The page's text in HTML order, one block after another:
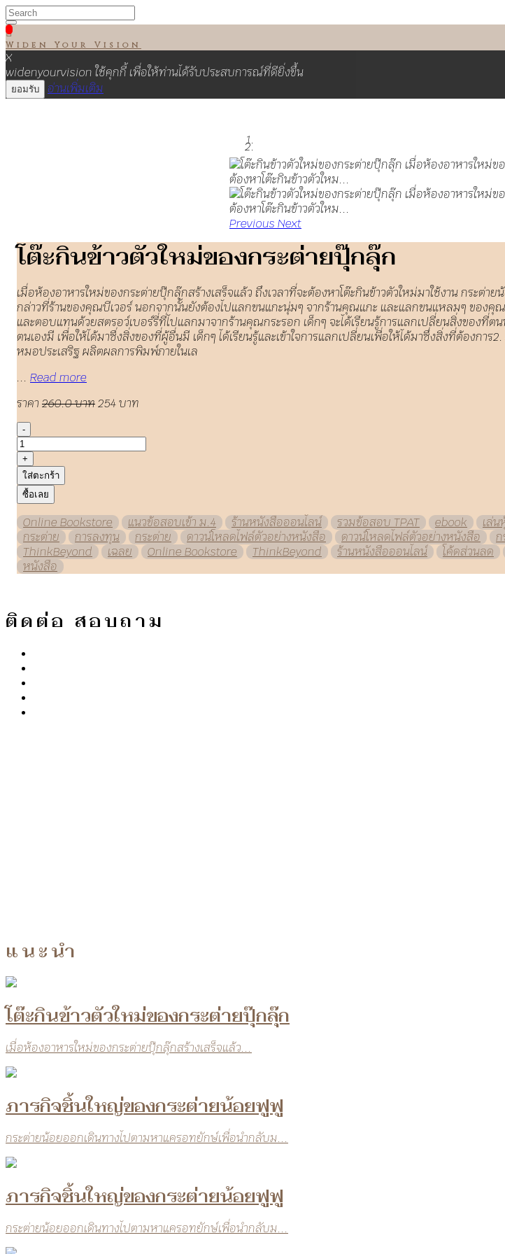

Widen Your Vision
X
widenyourvision ใช้คุกกี้ เพื่อให้ท่านได้รับประสบการณ์ที่ดียิ่งขึ้น
ยอมรับ อ่านเพิ่มเติม
Previous Next
โต๊ะกินข้าวตัวใหม่ของกระต่ายปุ๊กลุ๊ก
เมื่อห้องอาหารใหม่ของกระต่ายปุ๊กลุ๊กสร้างเสร็จแล้ว ถึงเวลาที่จะต้องหาโต๊ะกินข้าวตัวใหม่มาใช้งาน กระ
กล่าวที่ร้านของคุณบีเวอร์ นอกจากนั้นยังต้องไปแลกขนแกะนุ่มๆ จากร้านคุณแกะ และแลกขนแหลมๆ ของคุ
และตอบแทนด้วยสตรอว์เบอร์รี่ที่ไปแลกมาจากร้านคุณกระรอก เด็กๆ จะได้เรียนรู้การแลกเปลี่ยนสิ่งของที่
ตนเองมี เพื่อให้ได้มาซื่งสิ่งของที่ผู้อื่นมี เด็กๆ ได้เรียนรู้และเข้าใจการแลกเปลี่ยนเพื่อให้ได้มาซึ่งสิ่งที่ต้อ
หมอประเสริฐ ผลิตผลการพิมพ์ภายในเล
... Read more
ราคา 260.0 บาท254 บาท
-
+
ใส่ตะกร้า
ซื้อเลย
Online Bookstore แนวข้อสอบเข้า ม.4 ร้านหนังสือออนไลน์ รวมข้อสอบ TPAT ebook เล่
กระต่าย
การลงทุน กระต่าย ดาวน์โหลดไฟล์ตัวอย่างหนังสือ ดาวน์โหลดไฟล์ตัวอย่างหนังสือ ก
ThinkBeyond
เฉลย Online Bookstore ThinkBeyond ร้านหนังสือออนไลน์ โค้ดส่วนลด
หนังสือ
ติดต่อ สอบถาม
แนะนำ
โต๊ะกินข้าวตัวใหม่ของกระต่ายปุ๊กลุ๊ก
เมื่อห้องอาหารใหม่ของกระต่ายปุ๊กลุ๊กสร้างเสร็จแล้ว...
ภารกิจชิ้นใหญ่ของกระต่ายน้อยฟูฟู
กระต่ายน้อยออกเดินทางไปตามหาแครอทยักษ์เพื่อนำกลับม...
ภารกิจชิ้นใหญ่ของกระต่ายน้อยฟูฟู
กระต่ายน้อยออกเดินทางไปตามหาแครอทยักษ์เพื่อนำกลับม...